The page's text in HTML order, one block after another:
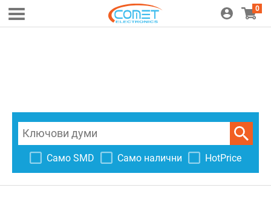
0
Само SMD Само налични HotPrice